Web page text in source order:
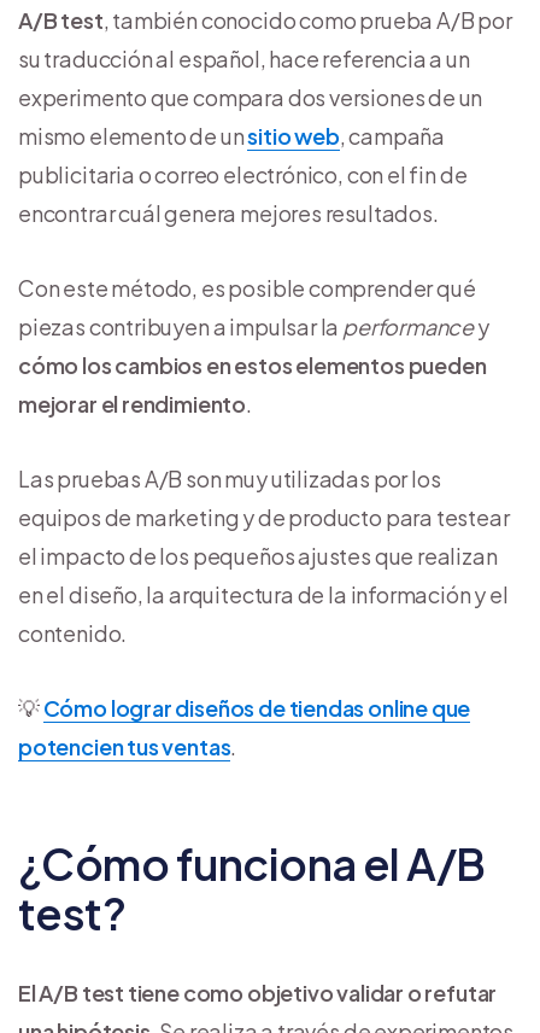
A/B test, también conocido como prueba A/B por
su traducción al español, hace referencia a un
experimento que compara dos versiones de un
mismo elemento de unsitio web, campaña
publicitaria o correo electrónico, con el fin de
encontrar cuál genera mejores resultados.
Con este método, es posible comprender qué
piezas contribuyen a impulsar la performancey
cómo los cambios en estos elementos pueden
mejorar el rendimiento.
Las pruebas A/B son muy utilizadas por los
equipos de marketing y de producto para testear
el impacto de los pequeños ajustes que realizan
en el diseño, la arquitectura de la información y el
contenido.
💡Cómo lograr diseños de tiendas online que
potencien tus ventas.
¿Cómo funciona el A/B
test?
El A/B test tiene como objetivo validar o refutar